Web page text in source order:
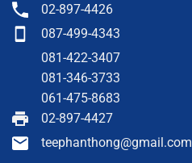
02-897-4426
087-499-4343
081-422-3407
081-346-3733
061-475-8683
02-897-4427
teephanthong@gmail.com